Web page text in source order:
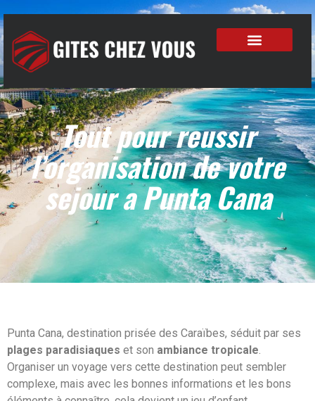
Tout pour reussir
l’organisation de votre
sejour a Punta Cana
Punta Cana, destination prisée des Caraïbes, séduit par ses
plages paradisiaques et son ambiance tropicale.
Organiser un voyage vers cette destination peut sembler
complexe, mais avec les bonnes informations et les bons